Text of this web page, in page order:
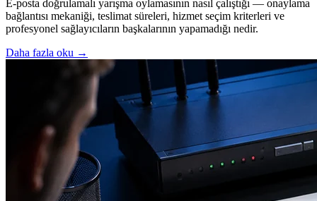
E-posta doğrulamalı yarışma oylamasının nasıl çalıştığı — onaylama
bağlantısı mekaniği, teslimat süreleri, hizmet seçim kriterleri ve
profesyonel sağlayıcıların başkalarının yapamadığı nedir.
Daha fazla oku →